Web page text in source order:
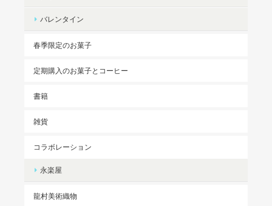
バレンタイン
春季限定のお菓子
定期購入のお菓子とコーヒー
書籍
雑貨
コラボレーション
永楽屋
龍村美術織物